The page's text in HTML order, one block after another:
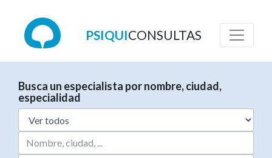
PSIQUICONSULTAS
Busca un especialista por nombre, ciudad,
especialidad